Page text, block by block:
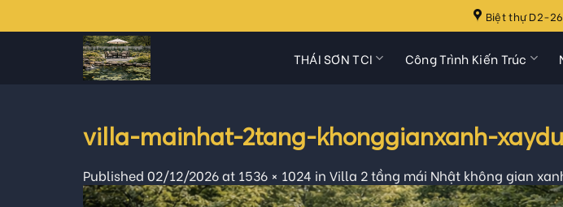
to
Biệt thự D2-
THÁI SƠN TCI Công Trình Kiến Trúc
villa-mainhat-2tang-khonggianxanh-
Published 02/12/2026at 1536 × 1024 in Villa 2 tầng mái Nhật không gian